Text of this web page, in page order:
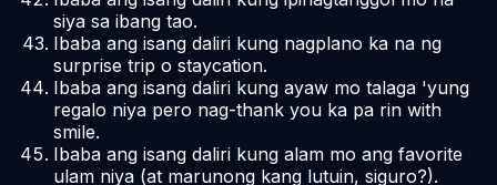
siya sa ibang tao.
Ibaba ang isang daliri kung nagplano ka na ng
surprise trip o staycation.
Ibaba ang isang daliri kung ayaw mo talaga 'yung
regalo niya pero nag-thank you ka pa rin with
smile.
Ibaba ang isang daliri kung alam mo ang favorite
ulam niya (at marunong kang lutuin, siguro?).